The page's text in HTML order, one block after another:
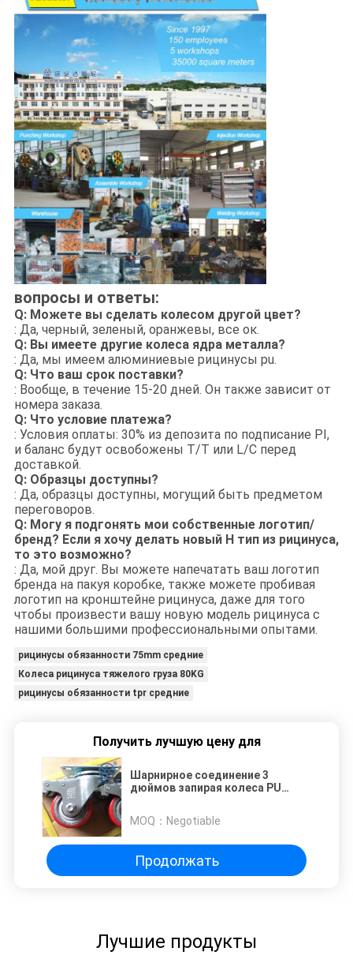
вопросы и ответы:
Q: Можете вы сделать колесом другой цвет?
: Да, черный, зеленый, оранжевы, все ок.
Q: Вы имеете другие колеса ядра металла?
: Да, мы имеем алюминиевые рицинусы pu.
Q: Что ваш срок поставки?
: Вообще, в течение 15-20 дней. Он также зависит от
номера заказа.
Q: Что условие платежа?
: Условия оплаты: 30% из депозита по подписание PI,
и баланс будут освобожены T/T или L/C перед
доставкой.
Q: Образцы доступны?
: Да, образцы доступны, могущий быть предметом
переговоров.
Q: Могу я подгонять мои собственные логотип/
бренд? Если я хочу делать новый Н тип из рицинуса,
то это возможно?
: Да, мой друг. Вы можете напечатать ваш логотип
бренда на пакуя коробке, также можете пробивая
логотип на кронштейне рицинуса, даже для того
чтобы произвести вашу новую модель рицинуса с
нашими большими профессиональными опытами.
рицинусы обязанности 75mm средние
Колеса рицинуса тяжелого груза 80KG
рицинусы обязанности tpr средние
Получить лучшую цену для
Шарнирное соединение 3
дюймов запирая колеса PU
литого железа прочные
MOQ： Negotiable
Продолжать
Лучшие продукты